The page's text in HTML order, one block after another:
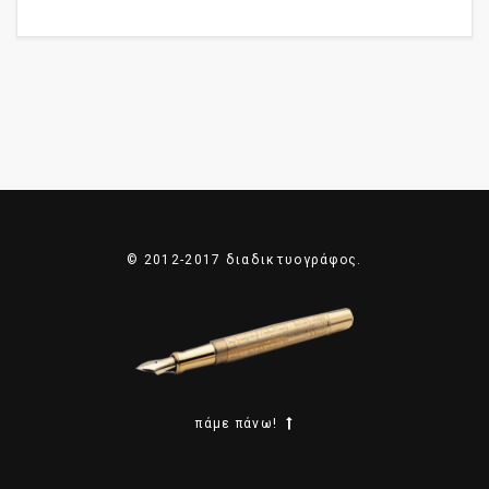
© 2012-2017 διαδικτυογράφος.
πάμε πάνω!